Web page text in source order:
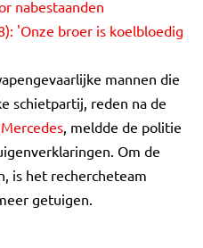
nabestaanden
'Onze broer is koelbloedig
mannen die
schietpartij, reden na de
, meldde de politie
Om de
is het rechercheteam
getuigen.